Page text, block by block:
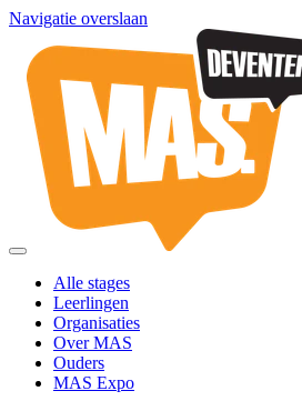
Navigatie overslaan
Alle stages
Leerlingen
Organisaties
Over MAS
Ouders
MAS Expo